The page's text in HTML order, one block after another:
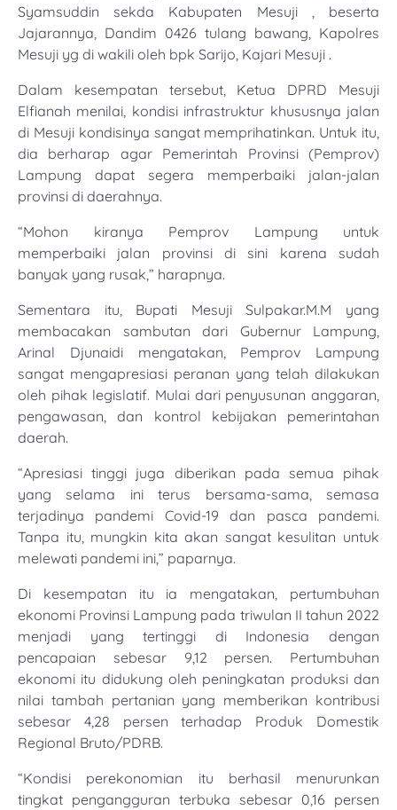
Syamsuddin sekda Kabupaten Mesuji , beserta
Jajarannya, Dandim 0426 tulang bawang, Kapolres
Mesuji yg di wakili oleh bpk Sarijo, Kajari Mesuji .
Dalam kesempatan tersebut, Ketua DPRD Mesuji
Elfianah menilai, kondisi infrastruktur khususnya jalan
di Mesuji kondisinya sangat memprihatinkan. Untuk itu,
dia berharap agar Pemerintah Provinsi (Pemprov)
Lampung dapat segera memperbaiki jalan-jalan
provinsi di daerahnya.
“Mohon kiranya Pemprov Lampung untuk
memperbaiki jalan provinsi di sini karena sudah
banyak yang rusak,” harapnya.
Sementara itu, Bupati Mesuji Sulpakar.M.M yang
membacakan sambutan dari Gubernur Lampung,
Arinal Djunaidi mengatakan, Pemprov Lampung
sangat mengapresiasi peranan yang telah dilakukan
oleh pihak legislatif. Mulai dari penyusunan anggaran,
pengawasan, dan kontrol kebijakan pemerintahan
daerah.
“Apresiasi tinggi juga diberikan pada semua pihak
yang selama ini terus bersama-sama, semasa
terjadinya pandemi Covid-19 dan pasca pandemi.
Tanpa itu, mungkin kita akan sangat kesulitan untuk
melewati pandemi ini,” paparnya.
Di kesempatan itu ia mengatakan, pertumbuhan
ekonomi Provinsi Lampung pada triwulan II tahun 2022
menjadi yang tertinggi di Indonesia dengan
pencapaian sebesar 9,12 persen. Pertumbuhan
ekonomi itu didukung oleh peningkatan produksi dan
nilai tambah pertanian yang memberikan kontribusi
sebesar 4,28 persen terhadap Produk Domestik
Regional Bruto/PDRB.
“Kondisi perekonomian itu berhasil menurunkan
tingkat pengangguran terbuka sebesar 0,16 persen